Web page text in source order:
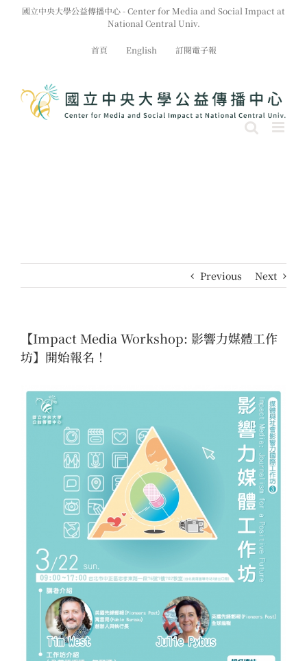
國立中央大學公益傳播中心 - Center for Media and Social Impact at
National Central Univ.
首頁 English 訂閱電子報
Previous Next
【Impact Media Workshop: 影響力媒體工作
坊】開始報名！